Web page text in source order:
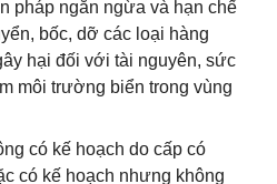
pháp ngăn ngừa và hạn chế
bốc, dỡ các loại hàng
hại đối với tài nguyên, sức
môi trường biển trong vùng
có kế hoạch do cấp có
có kế hoạch nhưng không